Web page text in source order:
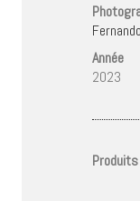
Année
2023